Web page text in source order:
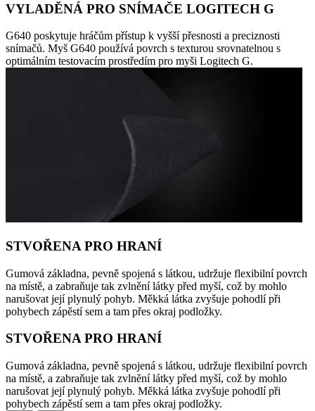
VYLADĚNÁ PRO SNÍMAČE LOGITECH G
G640 poskytuje hráčům přístup k vyšší přesnosti a preciznosti
snímačů. Myš G640 používá povrch s texturou srovnatelnou s
optimálním testovacím prostředím pro myši Logitech G.
STVOŘENA PRO HRANÍ
Gumová základna, pevně spojená s látkou, udržuje flexibilní povrch
na místě, a zabraňuje tak zvlnění látky před myší, což by mohlo
narušovat její plynulý pohyb. Měkká látka zvyšuje pohodlí při
pohybech zápěstí sem a tam přes okraj podložky.
STVOŘENA PRO HRANÍ
Gumová základna, pevně spojená s látkou, udržuje flexibilní povrch
na místě, a zabraňuje tak zvlnění látky před myší, což by mohlo
narušovat její plynulý pohyb. Měkká látka zvyšuje pohodlí při
pohybech zápěstí sem a tam přes okraj podložky.